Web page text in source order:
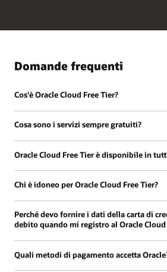
Domande frequenti
Cos'è Oracle Cloud Free Tier?
Cosa sono i servizi sempre gratuiti?
Oracle Cloud Free Tier è disponibile in
Chi è idoneo per Oracle Cloud Free Tier?
Perché devo fornire i dati della carta di
debito quando mi registro al Oracle Cloud
Quali metodi di pagamento accetta